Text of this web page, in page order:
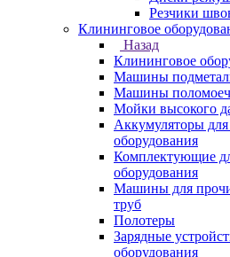
Резчики
Клининговое
Назад
Клининговое
Машины
Машины
Мойки высокого
Аккумуляторы
оборудования
Комплектующие
оборудования
Машины для
труб
Полотеры
Зарядные
оборудования